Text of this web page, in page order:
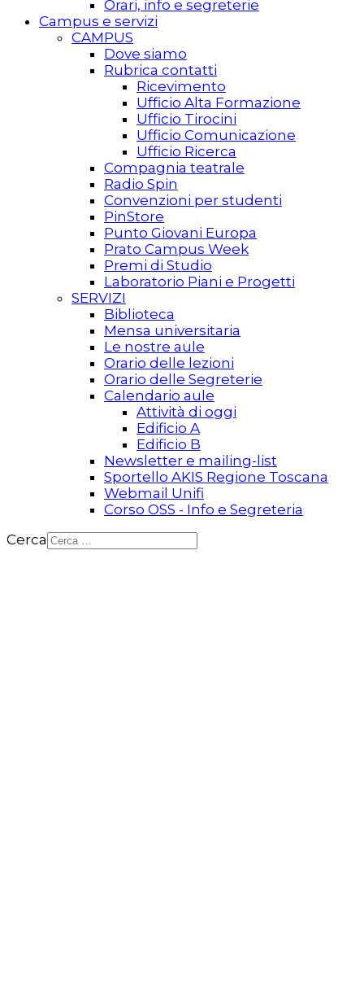
Orari, info e segreterie
Campus e servizi
CAMPUS
Dove siamo
Rubrica contatti
Ricevimento
Ufficio Alta Formazione
Ufficio Tirocini
Ufficio Comunicazione
Ufficio Ricerca
Compagnia teatrale
Radio Spin
Convenzioni per studenti
PinStore
Punto Giovani Europa
Prato Campus Week
Premi di Studio
Laboratorio Piani e Progetti
SERVIZI
Biblioteca
Mensa universitaria
Le nostre aule
Orario delle lezioni
Orario delle Segreterie
Calendario aule
Attività di oggi
Edificio A
Edificio B
Newsletter e mailing-list
Sportello AKIS Regione Toscana
Webmail Unifi
Corso OSS - Info e Segreteria
Cerca